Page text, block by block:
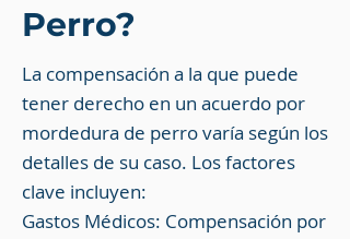
Perro?
La compensación a la que puede
tener derecho en un acuerdo por
mordedura de perro varía según los
detalles de su caso. Los factores
clave incluyen:
Gastos Médicos: Compensación por